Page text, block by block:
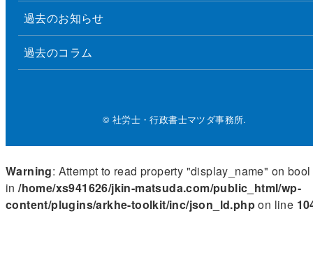
過去のお知らせ
過去のコラム
© 社労士・行政書士マツダ事務所.
Warning: Attempt to read property "display_name" on bool
in/home/xs941626/jkin-matsuda.com/public_html/wp-
content/plugins/arkhe-toolkit/inc/json_ld.phpon line